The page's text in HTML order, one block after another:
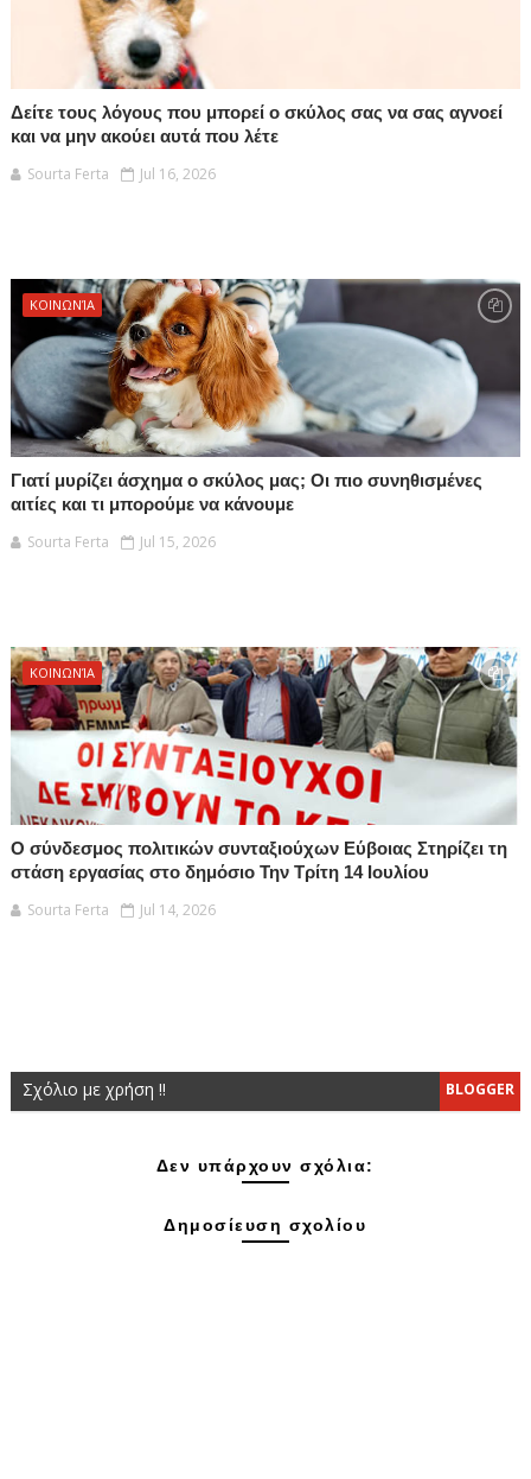
Δείτε τους λόγους που μπορεί ο σκύλος σας να σας αγνοεί
και να μην ακούει αυτά που λέτε
Sourta Ferta
Jul 16, 2026
ΚΟΙΝΩΝΊΑ
Γιατί μυρίζει άσχημα ο σκύλος μας; Οι πιο συνηθισμένες
αιτίες και τι μπορούμε να κάνουμε
Sourta Ferta
Jul 15, 2026
ΚΟΙΝΩΝΊΑ
Ο σύνδεσμος πολιτικών συνταξιούχων Εύβοιας Στηρίζει τη
στάση εργασίας στο δημόσιο Την Τρίτη 14 Ιουλίου
Sourta Ferta
Jul 14, 2026
BLOGGER
Σχόλιο με χρήση !!
Δεν υπάρχουν σχόλια:
Δημοσίευση σχολίου